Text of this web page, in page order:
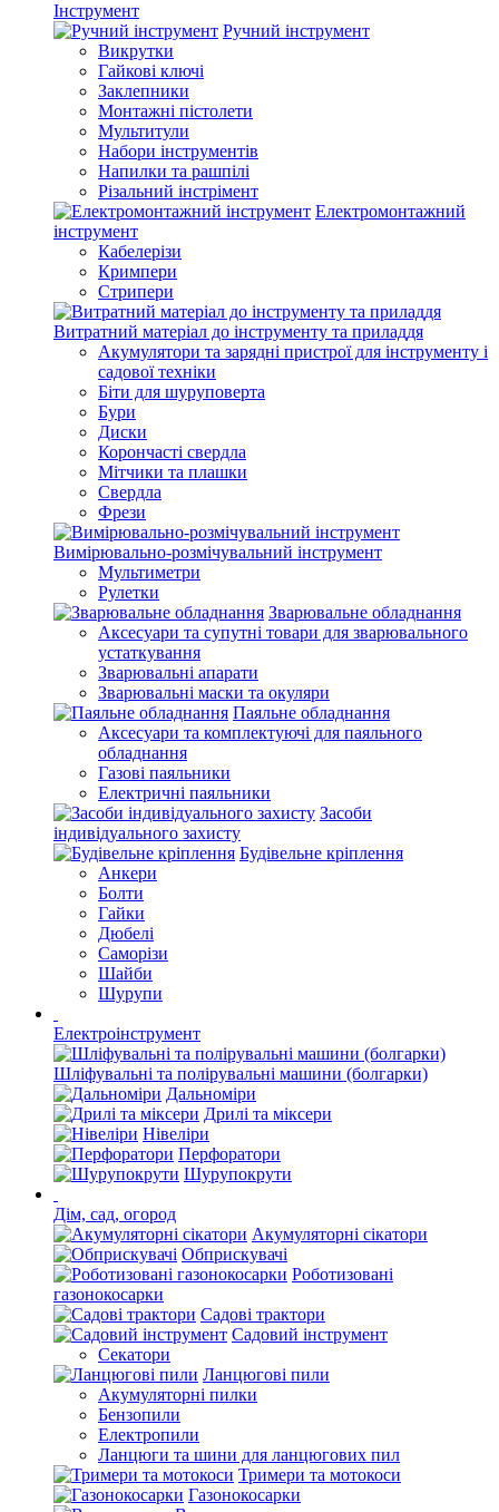
Інструмент
Ручний інструмент
Викрутки
Гайкові ключі
Заклепники
Монтажні пістолети
Мультитули
Набори інструментів
Напилки та рашпілі
Різальний інстрімент
Електромонтажний
інструмент
Кабелерізи
Кримпери
Стрипери
Витратний матеріал до інструменту та приладдя
Акумулятори та зарядні пристрої для інструменту і
садової техніки
Біти для шуруповерта
Бури
Диски
Корончасті свердла
Мітчики та плашки
Свердла
Фрези
Вимірювально-розмічувальний інструмент
Мультиметри
Рулетки
Зварювальне обладнання
Аксесуари та супутні товари для зварювального
устаткування
Зварювальні апарати
Зварювальні маски та окуляри
Паяльне обладнання
Аксесуари та комплектуючі для паяльного
обладнання
Газові паяльники
Електричні паяльники
Засоби
індивідуального захисту
Будівельне кріплення
Анкери
Болти
Гайки
Дюбелі
Саморізи
Шайби
Шурупи
Електроінструмент
Шліфувальні та полірувальні машини (болгарки)
Дальноміри
Дрилі та міксери
Нівеліри
Перфоратори
Шурупокрути
Дім, сад, огород
Акумуляторні сікатори
Обприскувачі
Роботизовані
газонокосарки
Садові трактори
Садовий інструмент
Секатори
Ланцюгові пили
Акумуляторні пилки
Бензопили
Електропили
Ланцюги та шини для ланцюгових пил
Тримери та мотокоси
Газонокосарки